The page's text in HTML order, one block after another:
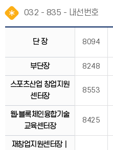
032 - 835 - 내선번호
단 장 8094
부단장 8248
스포츠산업 창업지원
센터장
8553
웹⸱블록체인융합기술
교육센터장
8425
재창업지원센터장｜